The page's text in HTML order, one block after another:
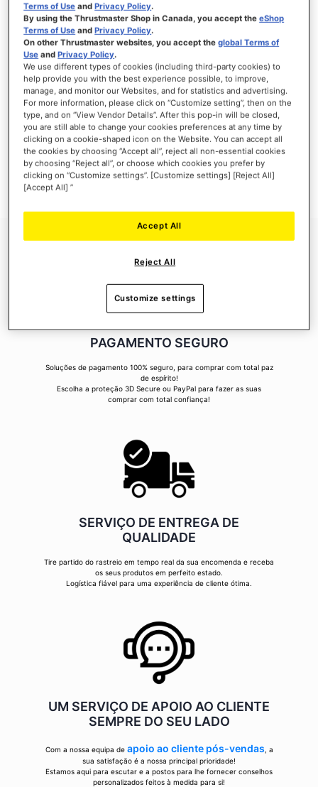
Esqueceu-se da Palavra-passe?
NOVOS CLIENTES
Criar uma conta online tem muitas vantagens: finalizar as encomendas mais
rapidamente, gravar mais que uma morada, seguir o estado das suas encomendas e
muito mais.
CRIAR UMA CONTA
PAGAMENTO SEGURO
Soluções de pagamento 100% seguro, para comprar com total paz
de espírito!
Escolha a proteção 3D Secure ou PayPal para fazer as suas
comprar com total confiança!
SERVIÇO DE ENTREGA DE
QUALIDADE
Tire partido do rastreio em tempo real da sua encomenda e receba
os seus produtos em perfeito estado.
Logística fiável para uma experiência de cliente ótima.
UM SERVIÇO DE APOIO AO CLIENTE
SEMPRE DO SEU LADO
Com a nossa equipa de apoio ao cliente pós-vendas , a
sua satisfação é a nossa principal prioridade!
Estamos aqui para escutar e a postos para lhe fornecer conselhos
personalizados feitos à medida para si!
Terms of Use andPrivacy Policy.
By using the Thrustmaster Shop in Canada, you accept theeShop
Terms of Use andPrivacy Policy.
On other Thrustmaster websites, you accept theglobal Terms of
Use andPrivacy Policy.
We use different types of cookies (including third-party cookies) to
help provide you with the best experience possible, to improve,
manage, and monitor our Websites, and for statistics and advertising.
For more information, please click on “Customize setting”, then on the
type, and on “View Vendor Details”. After this pop-in will be closed,
you are still able to change your cookies preferences at any time by
clicking on a cookie-shaped icon on the Website. You can accept all
the cookies by choosing “Accept all”, reject all non-essential cookies
by choosing “Reject all”, or choose which cookies you prefer by
clicking on “Customize settings”. [Customize settings] [Reject All]
[Accept All] ”
Reject All
Accept All
Customize settings